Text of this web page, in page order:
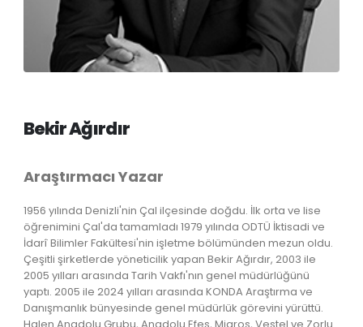
Bekir Ağırdır
Araştırmacı Yazar
1956 yılında Denizli'nin Çal ilçesinde doğdu. İlk orta ve lise
öğrenimini Çal'da tamamladı 1979 yılında ODTÜ İktisadi ve
İdarî Bilimler Fakültesi'nin işletme bölümünden mezun oldu.
Çeşitli şirketlerde yöneticilik yapan Bekir Ağırdır, 2003 ile
2005 yılları arasında Tarih Vakfı'nın genel müdürlüğünü
yaptı. 2005 ile 2024 yılları arasında KONDA Araştırma ve
Danışmanlık bünyesinde genel müdürlük görevini yürüttü.